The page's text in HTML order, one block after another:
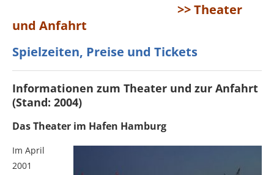
>> Theater
und Anfahrt
Spielzeiten, Preise und Tickets
Informationen zum Theater und zur Anfahrt
(Stand: 2004)
Das Theater im Hafen Hamburg
Im April
2001